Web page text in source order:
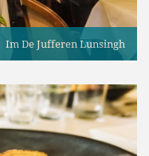
Im De Jufferen Lunsingh